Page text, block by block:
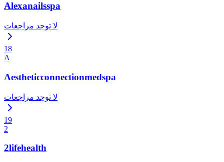
Alexanailsspa
لا توجد مراجعات
18
A
Aestheticconnectionmedspa
لا توجد مراجعات
19
2
2lifehealth